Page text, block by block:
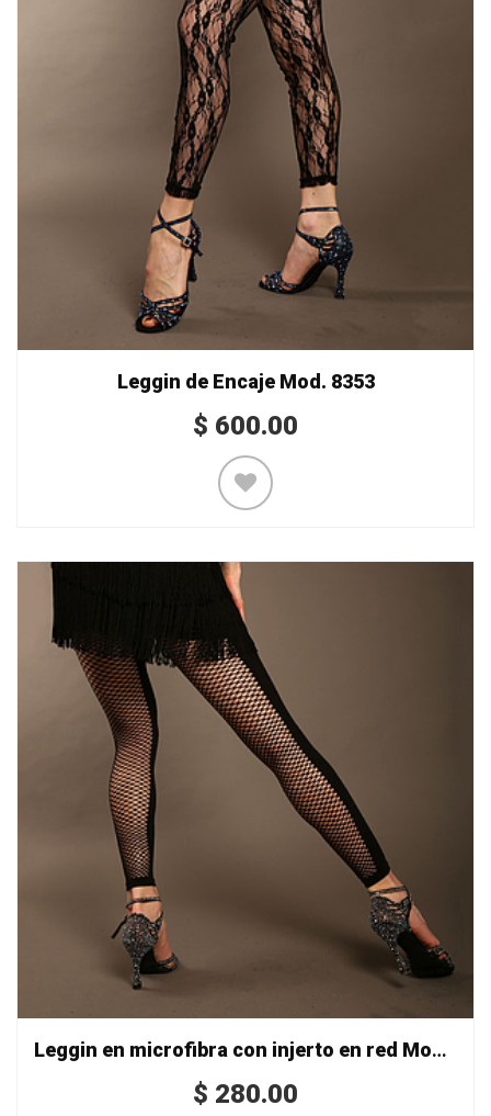
Leggin de Encaje Mod. 8353
$ 600.00
Leggin en microfibra con injerto en red Mod. 8349
$ 280.00